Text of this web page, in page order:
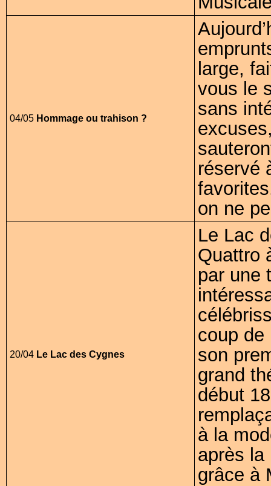
04/05 Hommage ou trahison ?
large,
vous le
sans
réservé
on ne
20/04 Le Lac des Cygnes
Le Lac
Quattro
par une
coup de
son
grand
début
à la
après la
grâce à